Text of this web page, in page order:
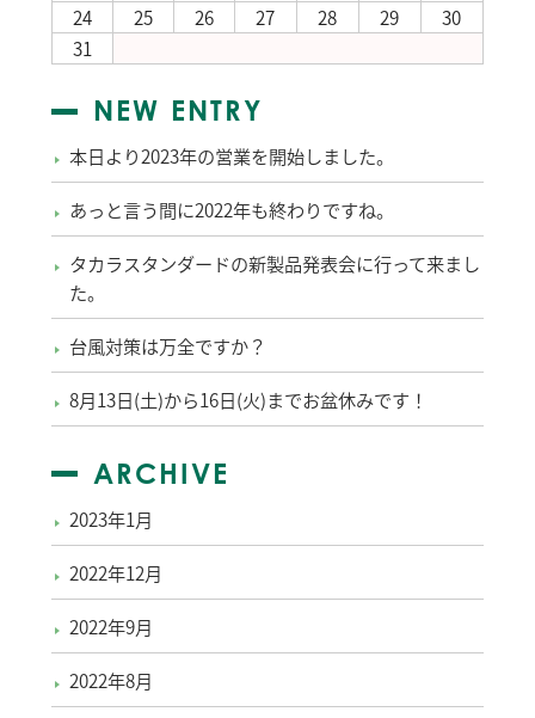
24
25 26 27 28 29
30
31
NEW ENTRY
本日より2023年の営業を開始しました。
あっと言う間に2022年も終わりですね。
タカラスタンダードの新製品発表会に行って来まし
た。
台風対策は万全ですか？
8月13日(土)から16日(火)までお盆休みです！
ARCHIVE
2023年1月
2022年12月
2022年9月
2022年8月